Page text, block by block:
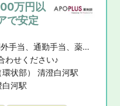
万円以
で安定
年収458万円〜700万円 時間外手当、通勤手当、薬剤師手当
わせください♪
状部） 清澄白河駅
河駅